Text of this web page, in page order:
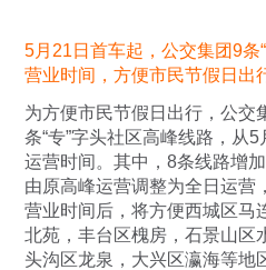
5月21日首车起，公交集团9条
营业时间，方便市民节假日出
为方便市民节假日出行，公交
条“专”字头社区高峰线路，从
运营时间。其中，8条线路增
由原高峰运营调整为全日运营
营业时间后，将方便西城区马
北苑，丰台区槐房，石景山区
头沟区龙泉，大兴区瀛海等地